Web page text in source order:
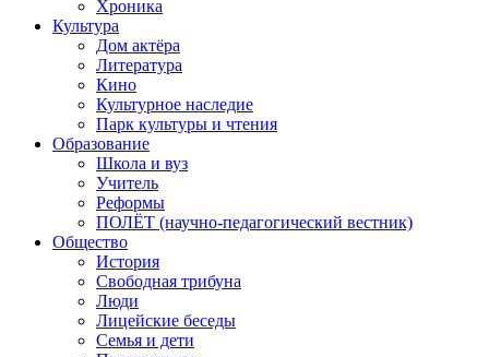
Хроника
Культура
Дом актёра
Литература
Кино
Культурное наследие
Парк культуры и чтения
Образование
Школа и вуз
Учитель
Реформы
ПОЛЁТ (научно-педагогический вестник)
Общество
История
Свободная трибуна
Люди
Лицейские беседы
Семья и дети